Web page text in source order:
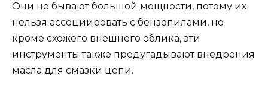
Они не бывают большой мощности, потому их
нельзя ассоциировать с бензопилами, но
кроме схожего внешнего облика, эти
инструменты также предугадывают внедрения
масла для смазки цепи.